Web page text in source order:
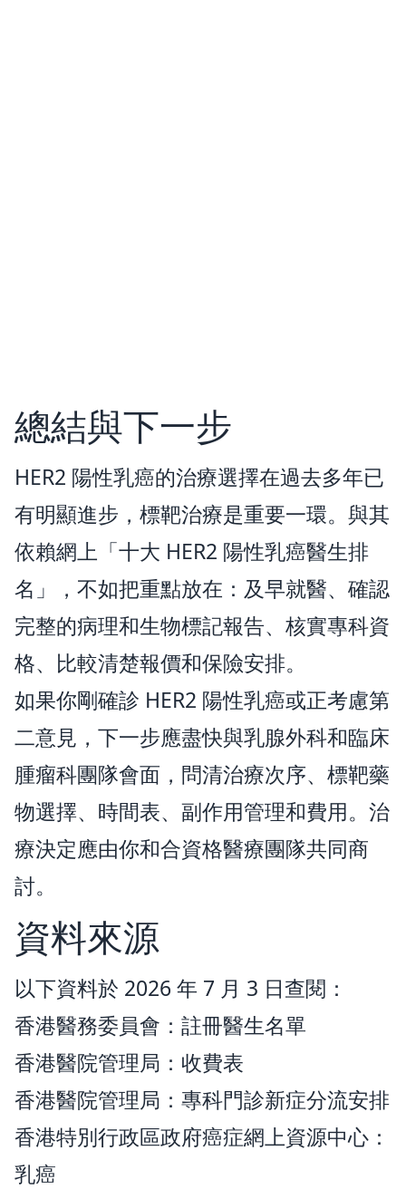
總結與下一步
HER2 陽性乳癌的治療選擇在過去多年已
有明顯進步，標靶治療是重要一環。與其
依賴網上「十大 HER2 陽性乳癌醫生排
名」，不如把重點放在：及早就醫、確認
完整的病理和生物標記報告、核實專科資
格、比較清楚報價和保險安排。
如果你剛確診 HER2 陽性乳癌或正考慮第
二意見，下一步應盡快與乳腺外科和臨床
腫瘤科團隊會面，問清治療次序、標靶藥
物選擇、時間表、副作用管理和費用。治
療決定應由你和合資格醫療團隊共同商
討。
資料來源
以下資料於 2026 年 7 月 3 日查閱：
香港醫務委員會： 註冊醫生名單
香港醫院管理局： 收費表
香港醫院管理局： 專科門診新症分流安排
香港特別行政區政府癌症網上資源中心：
乳癌